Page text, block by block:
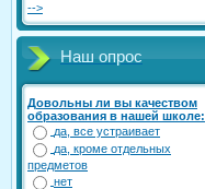
-->
Наш опрос
Довольны ли вы качеством
образования в нашей школе:
да, все устраивает
да, кроме отдельных
предметов
нет